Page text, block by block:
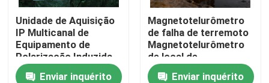
Fábrica
Controle de Qualidade
Unidade de Aquisição
IP Multicanal de
Equipamento de
Polarização Induzida
3D Verdadeiro
Enviar inquérito
Magnetotelurômetro
de falha de terremoto
Magnetotelurômetro
de local de
infraestrutura
Enviar inquérito